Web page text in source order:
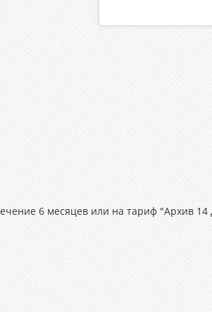
6 месяцев или на тариф "Архив